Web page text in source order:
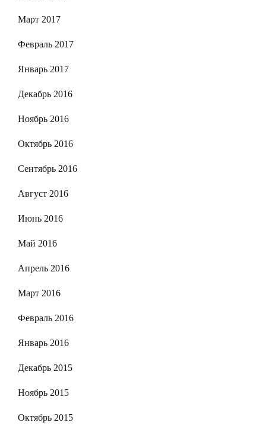
Март 2017
Февраль 2017
Январь 2017
Декабрь 2016
Ноябрь 2016
Октябрь 2016
Сентябрь 2016
Август 2016
Июнь 2016
Май 2016
Апрель 2016
Март 2016
Февраль 2016
Январь 2016
Декабрь 2015
Ноябрь 2015
Октябрь 2015